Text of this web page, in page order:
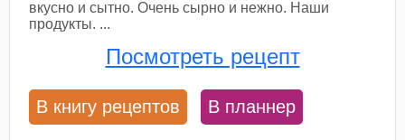
вкусно и сытно. Очень сырно и нежно. Наши
продукты. ...
Посмотреть рецепт
В книгу рецептов В планнер